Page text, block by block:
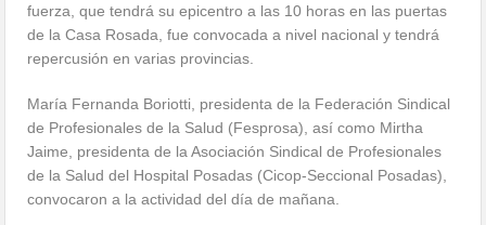
fuerza, que tendrá su epicentro a las 10 horas en las puertas
de la Casa Rosada, fue convocada a nivel nacional y tendrá
repercusión en varias provincias.
María Fernanda Boriotti, presidenta de la Federación Sindical
de Profesionales de la Salud (Fesprosa), así como Mirtha
Jaime, presidenta de la Asociación Sindical de Profesionales
de la Salud del Hospital Posadas (Cicop-Seccional Posadas),
convocaron a la actividad del día de mañana.